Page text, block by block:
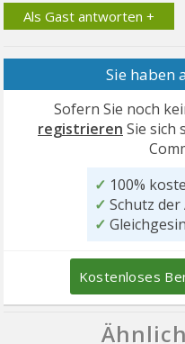
Als Gast antworten +
Sie haben
Sofern Sie noch
registrieren Sie sich
✓ 100%
✓ Schutz
✓
Kostenloses